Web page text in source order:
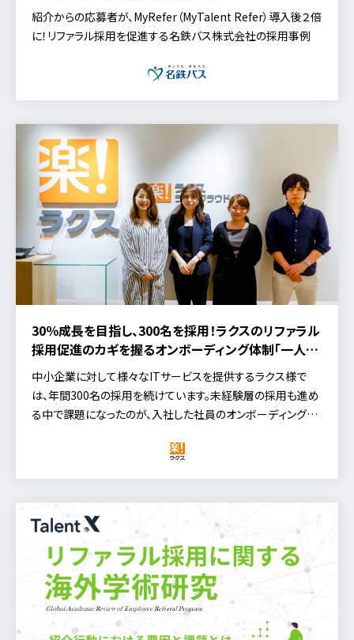
紹介からの応募者が、MyRefer（MyTalent Refer）導入後２倍
に！リファラル採用を促進する名鉄バス株式会社の採用事例
30％成長を目指し、300名を採用！ラクスのリファラル
採用促進のカギを握るオンボーディング体制「一人前
育成プログラム」とは？
中小企業に対して様々なITサービスを提供するラクス様で
は、年間300名の採用を続けています。未経験層の採用も進め
る中で課題になったのが、入社した社員のオンボーディングで
すべく、生み出されたオンボーディング施策、「一人前育成プロ